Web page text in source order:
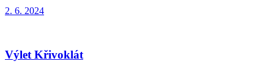
2. 6. 2024
Výlet Křivoklát